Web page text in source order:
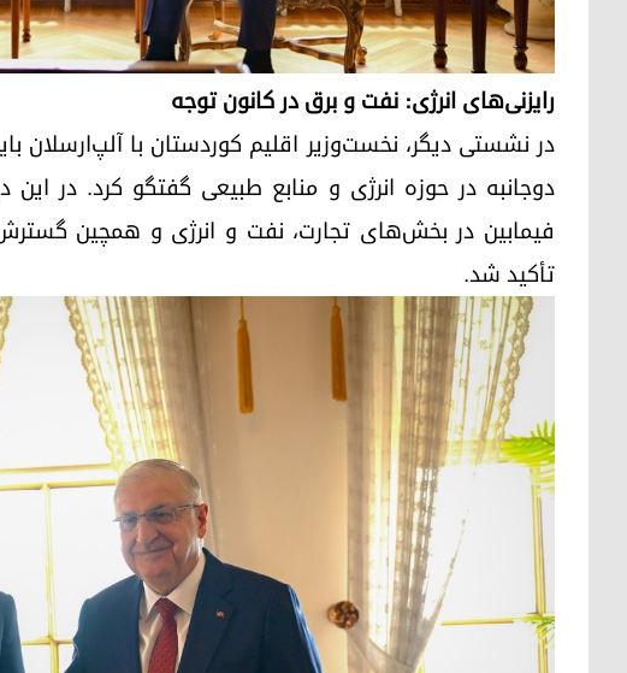
رایزنی‌های انرژی: نفت و برق در کانون توجه
در نشستی دیگر، نخست‌وزیر اقلیم کوردستان با آلپ‌ارسلان
دوجانبه در حوزه انرژی و منابع طبیعی گفتگو کرد. در
فیمابین در بخش‌های تجارت، نفت و انرژی و همچین گسترش
تأکید شد.